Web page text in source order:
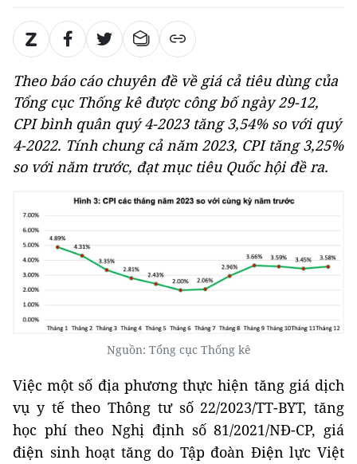
Theo báo cáo chuyên đề về giá cả tiêu dùng của
Tổng cục Thống kê được công bố ngày 29-12,
CPI bình quân quý 4-2023 tăng 3,54% so với quý
4-2022. Tính chung cả năm 2023, CPI tăng 3,25%
so với năm trước, đạt mục tiêu Quốc hội đề ra.
Nguồn: Tổng cục Thống kê
Việc một số địa phương thực hiện tăng giá dịch
vụ y tế theo Thông tư số 22/2023/TT-BYT, tăng
học phí theo Nghị định số 81/2021/NĐ-CP, giá
điện sinh hoạt tăng do Tập đoàn Điện lực Việt